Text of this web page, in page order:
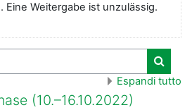
Eine Weitergabe ist unzulässig.
Cerca
Espandi tutto
(10.–16.10.2022)